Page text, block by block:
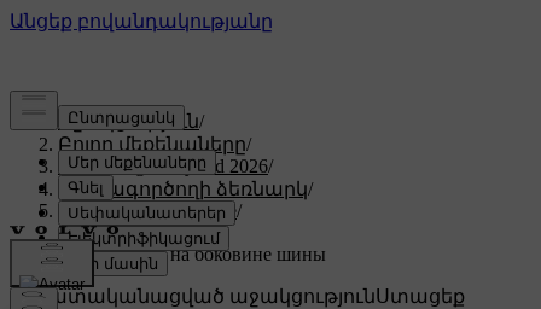
Աջակցություն/
Բոլոր մեքենաները/
XC60 Plug-in Hybrid 2026/
Օգտագործողի ձեռնարկ/
Уход и обслуживание/
Колеса и шины/
Обозначения на боковине шины
Անհատականացված աջակցությունՍտացեք